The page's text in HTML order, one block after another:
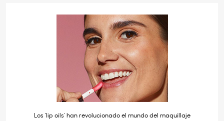
Los ‘lip oils’ han revolucionado el mundo del maquillaje